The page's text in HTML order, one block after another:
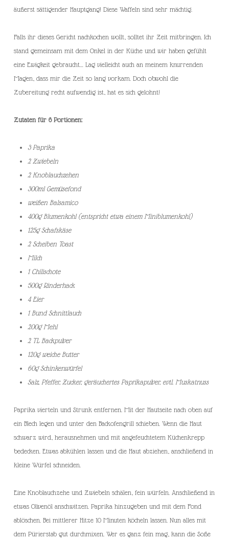
äußerst sättigender Hauptgang! Diese Waffeln sind sehr mächtig.
Falls ihr dieses Gericht nachkochen wollt, solltet ihr Zeit mitbringen. Ich
stand gemeinsam mit dem Onkel in der Küche und wir haben gefühlt
eine Ewigkeit gebraucht… Lag vielleicht auch an meinem knurrenden
Magen, dass mir die Zeit so lang vorkam. Doch obwohl die
Zubereitung recht aufwendig ist, hat es sich gelohnt!
Zutaten für 6 Portionen:
3 Paprika
2 Zwiebeln
2 Knoblauchzehen
300ml Gemüsefond
weißen Balsamico
400g Blumenkohl (entspricht etwa einem Miniblumenkohl)
125g Schafskäse
2 Scheiben Toast
Milch
1 Chilischote
500g Rinderhack
4 Eier
1 Bund Schnittlauch
200g Mehl
2 TL Backpulver
120g weiche Butter
60g Schinkenwürfel
Salz, Pfeffer, Zucker, geräuchertes Paprikapulver, evtl. Muskatnuss
Paprika vierteln und Strunk entfernen. Mit der Hautseite nach oben auf
ein Blech legen und unter den Backofengrill schieben. Wenn die Haut
schwarz wird, herausnehmen und mit angefeuchtetem Küchenkrepp
bedecken. Etwas abkühlen lassen und die Haut abziehen, anschließend in
kleine Würfel schneiden.
Eine Knoblauchzehe und Zwiebeln schälen, fein würfeln. Anschließend in
etwas Olivenöl anschwitzen. Paprika hinzugeben und mit dem Fond
ablöschen. Bei mittlerer Hitze 10 Minuten köcheln lassen. Nun alles mit
dem Pürierstab gut durchmixen. Wer es ganz fein mag, kann die Soße